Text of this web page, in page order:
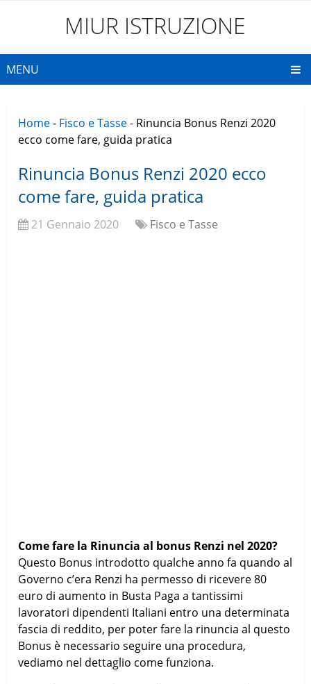
MIUR ISTRUZIONE
MENU
Home- Fisco e Tasse- Rinuncia Bonus Renzi 2020
ecco come fare, guida pratica
Rinuncia Bonus Renzi 2020 ecco
come fare, guida pratica
21 Gennaio 2020 Fisco e Tasse
Come fare la Rinuncia al bonus Renzi nel 2020?
Questo Bonus introdotto qualche anno fa quando al
Governo c’era Renzi ha permesso di ricevere 80
euro di aumento in Busta Paga a tantissimi
lavoratori dipendenti Italiani entro una determinata
fascia di reddito, per poter fare la rinuncia al questo
Bonus è necessario seguire una procedura,
vediamo nel dettaglio come funziona.